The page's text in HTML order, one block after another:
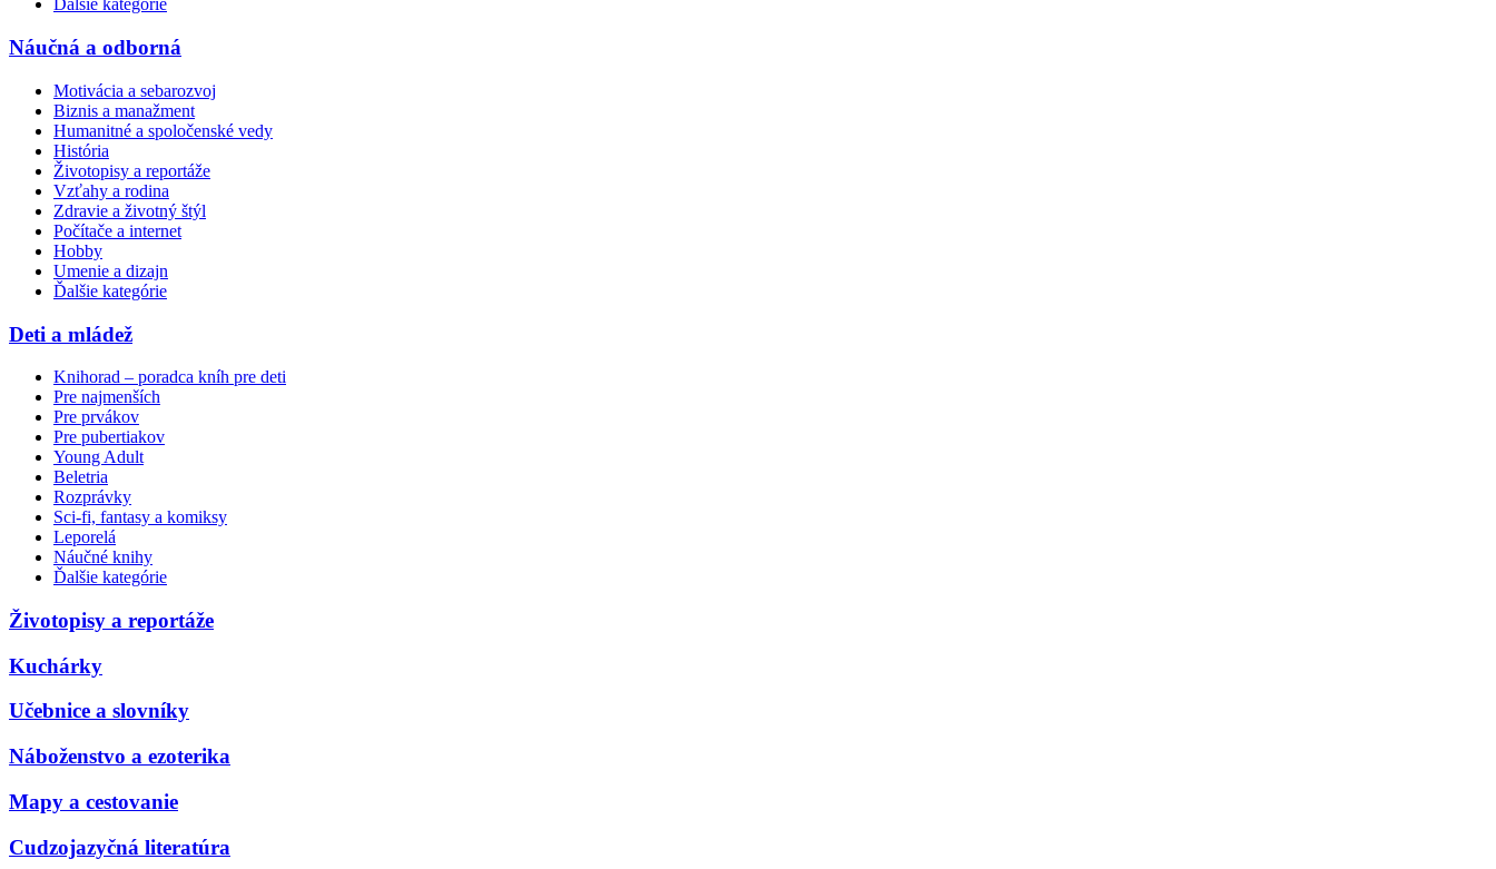
Ďalšie kategórie
Náučná a odborná
Motivácia a sebarozvoj
Biznis a manažment
Humanitné a spoločenské vedy
História
Životopisy a reportáže
Vzťahy a rodina
Zdravie a životný štýl
Počítače a internet
Hobby
Umenie a dizajn
Ďalšie kategórie
Deti a mládež
Knihorad – poradca kníh pre deti
Pre najmenších
Pre prvákov
Pre pubertiakov
Young Adult
Beletria
Rozprávky
Sci-fi, fantasy a komiksy
Leporelá
Náučné knihy
Ďalšie kategórie
Životopisy a reportáže
Kuchárky
Učebnice a slovníky
Náboženstvo a ezoterika
Mapy a cestovanie
Cudzojazyčná literatúra